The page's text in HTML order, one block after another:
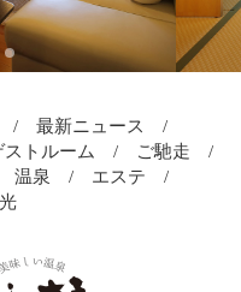
最新ニュース
ストルーム
ご馳走
温泉
エステ
光